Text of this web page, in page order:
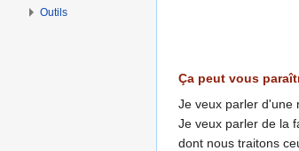
Ça peut vous
Je veux parler d'une
Je veux parler de la
dont nous traitons
Outils